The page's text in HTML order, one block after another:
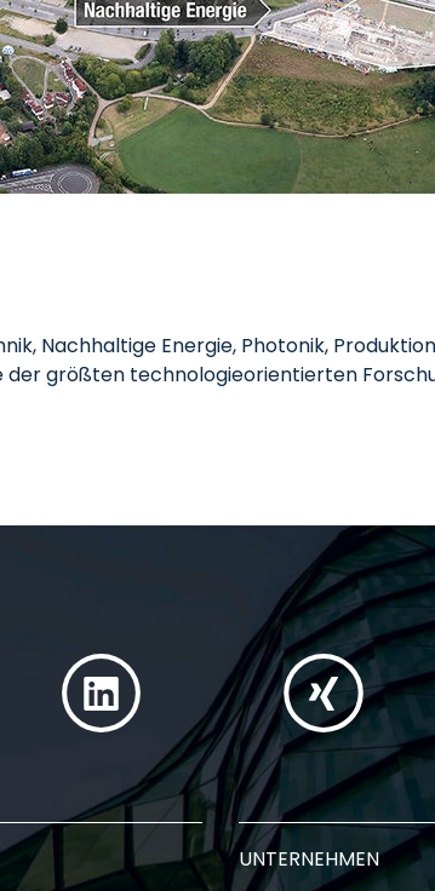
Nachhaltige Energie, Photonik,
der größten technologieorientierten
UNTERNEHMEN